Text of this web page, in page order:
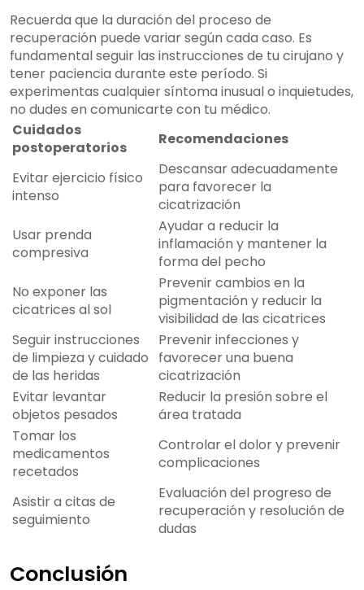
Recuerda que la duración del proceso de
recuperación puede variar según cada caso. Es
fundamental seguir las instrucciones de tu cirujano y
tener paciencia durante este período. Si
experimentas cualquier síntoma inusual o inquietudes,
no dudes en comunicarte con tu médico.
Cuidados
postoperatorios
Recomendaciones
Evitar ejercicio físico
intenso
Descansar adecuadamente
para favorecer la
cicatrización
Usar prenda
compresiva
Ayudar a reducir la
inflamación y mantener la
forma del pecho
No exponer las
cicatrices al sol
Prevenir cambios en la
pigmentación y reducir la
visibilidad de las cicatrices
Seguir instrucciones
de limpieza y cuidado
de las heridas
Prevenir infecciones y
favorecer una buena
cicatrización
Evitar levantar
objetos pesados
Reducir la presión sobre el
área tratada
Tomar los
medicamentos
recetados
Controlar el dolor y prevenir
complicaciones
Asistir a citas de
seguimiento
Evaluación del progreso de
recuperación y resolución de
dudas
Conclusión